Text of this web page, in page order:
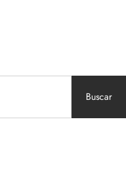
Buscar